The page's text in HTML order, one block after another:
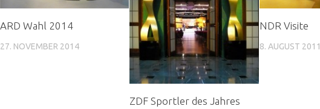
ARD Wahl 2014
27. NOVEMBER 2014
ZDF Sportler des Jahres
NDR Visite
8. AUGUST 2011